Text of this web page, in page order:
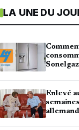
LA UNE DU
Enlevé
allemand